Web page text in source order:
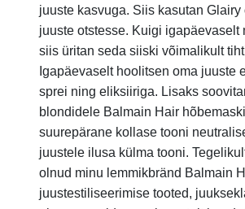
juuste kasvuga. Siis kasutan Glairy
juuste otstesse. Kuigi igapäevaselt
siis üritan seda siiski võimalikult
Igapäevaselt hoolitsen oma juuste
sprei ning eliksiiriga. Lisaks
blondidele Balmain Hair
suurepärane kollase tooni
juustele ilusa külma tooni.
olnud minu lemmikbränd Balmain
juustestiliseerimise tooted,